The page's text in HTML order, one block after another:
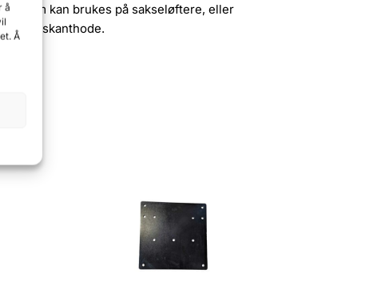
å
Å
som kan brukes på sakseløftere, eller
sekskanthode.